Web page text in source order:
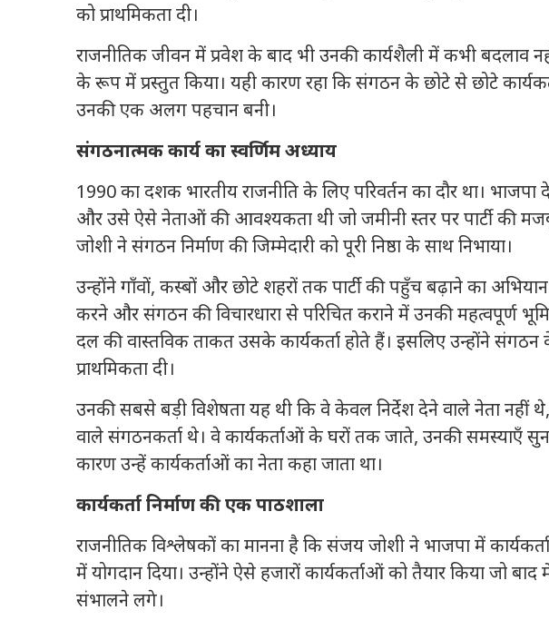
को प्राथमिकता दी।
राजनीतिक जीवन में प्रवेश के बाद भी उनकी कार्यशैली में कभी बदलाव
के रूप में प्रस्तुत किया। यही कारण रहा कि संगठन के छोटे से छोटे
उनकी एक अलग पहचान बनी।
संगठनात्मक कार्य का स्वर्णिम अध्याय
1990 का दशक भारतीय राजनीति के लिए परिवर्तन का दौर था।
और उसे ऐसे नेताओं की आवश्यकता थी जो जमीनी स्तर पर पार्टी की
जोशी ने संगठन निर्माण की जिम्मेदारी को पूरी निष्ठा के साथ निभाया।
उन्होंने गाँवों, कस्बों और छोटे शहरों तक पार्टी की पहुँच बढ़ाने का अभियान
करने और संगठन की विचारधारा से परिचित कराने में उनकी महत्वपूर्ण
दल की वास्तविक ताकत उसके कार्यकर्ता होते हैं। इसलिए उन्होंने
प्राथमिकता दी।
उनकी सबसे बड़ी विशेषता यह थी कि वे केवल निर्देश देने वाले नेता नहीं
वाले संगठनकर्ता थे। वे कार्यकर्ताओं के घरों तक जाते, उनकी समस्याएँ
कारण उन्हें कार्यकर्ताओं का नेता कहा जाता था।
कार्यकर्ता निर्माण की एक पाठशाला
राजनीतिक विश्लेषकों का मानना है कि संजय जोशी ने भाजपा में
में योगदान दिया। उन्होंने ऐसे हजारों कार्यकर्ताओं को तैयार किया जो बाद
संभालने लगे।